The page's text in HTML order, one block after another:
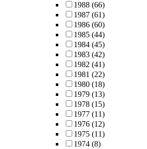
1988 (66)
1987 (61)
1986 (60)
1985 (44)
1984 (45)
1983 (42)
1982 (41)
1981 (22)
1980 (18)
1979 (13)
1978 (15)
1977 (11)
1976 (12)
1975 (11)
1974 (8)